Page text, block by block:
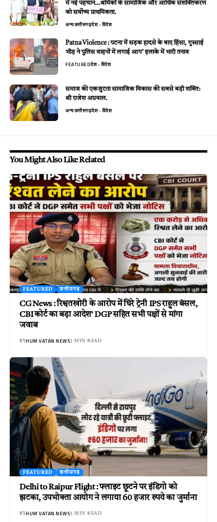
में नई पहचान…श्रमिकों के सामाजिक और आर्थिक सशक्तिकरण
को सर्वाेच्च प्राथमिकता.
अन्यछत्तीसगढ़देश - विदेश
Patna Violence : पटना में सड़क हादसे के बाद हिंसा, गुस्साई
भीड़ ने पुलिस वाहनों में लगाई आग’ इलाके में भारी तनाव
FEATUREDदेश - विदेश
समाज की एकजुटता सामाजिक विकास की सबसे बड़ी शक्ति:
श्री राजेश अग्रवाल.
अन्यछत्तीसगढ़देश - विदेश
You Might Also Like Related
FEATURED छत्तीसगढ़
CG News : रिश्वतखोरी के आरोप में घिरे ट्रेनी IPS राहुल बंसल,
CBI कोर्ट का बड़ा आदेश’ DGP सहित सभी पक्षों से मांगा
जवाब
BYHUM VATAN NEWS3 MIN READ
FEATURED छत्तीसगढ़
Delhi to Raipur Flight : फ्लाइट छूटने पर इंडिगो को
झटका, उपभोक्ता आयोग ने लगाया 60 हजार रुपये का जुर्माना
BYHUM VATAN NEWS3 MIN READ